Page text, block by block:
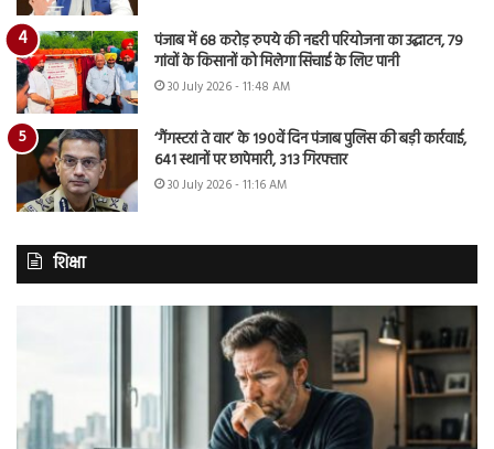
पंजाब में 68 करोड़ रुपये की नहरी परियोजना का उद्घाटन, 79
गांवों के किसानों को मिलेगा सिंचाई के लिए पानी
30 July 2026 - 11:48 AM
‘गैंगस्टरां ते वार’ के 190वें दिन पंजाब पुलिस की बड़ी कार्रवाई,
641 स्थानों पर छापेमारी, 313 गिरफ्तार
30 July 2026 - 11:16 AM
शिक्षा